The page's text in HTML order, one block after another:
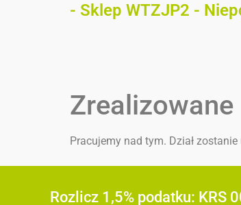
- Sklep WTZJP2 -
Pracujemy nad tym. Dział
Rozlicz 1,5% podatku: